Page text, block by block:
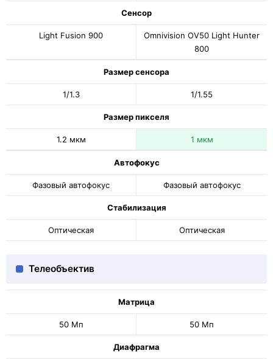
Сенсор
Light Fusion 900
Omnivision OV50 Light Hunter
800
Размер сенсора
1/1.3 1/1.55
Размер пикселя
1.2 мкм 1 мкм
Автофокус
Фазовый автофокус Фазовый автофокус
Стабилизация
Оптическая Оптическая
Телеобъектив
Матрица
50 Мп 50 Мп
Диафрагма